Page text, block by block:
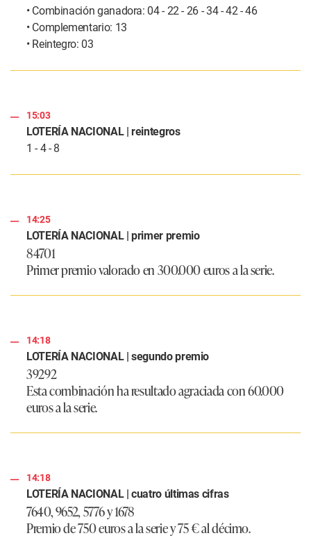
• Combinación ganadora: 04 - 22 - 26 - 34 - 42 - 46
• Complementario: 13
• Reintegro: 03
15:03
LOTERÍA NACIONAL | reintegros
1 - 4 - 8
14:25
LOTERÍA NACIONAL | primer premio
84701
Primer premio valorado en 300.000 euros a la serie.
14:18
LOTERÍA NACIONAL | segundo premio
39292
Esta combinación ha resultado agraciada con 60.000
euros a la serie.
14:18
LOTERÍA NACIONAL | cuatro últimas cifras
7640, 9652, 5776 y 1678
Premio de 750 euros a la serie y 75 € al décimo.